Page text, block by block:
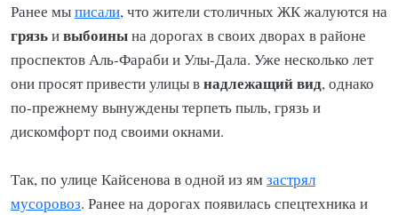
Ранее мыписали, что жители столичных ЖК жалуются на
грязьивыбоинына дорогах в своих дворах в районе
проспектов Аль-Фараби и Улы-Дала. Уже несколько лет
они просят привести улицы внадлежащий вид, однако
по-прежнему вынуждены терпеть пыль, грязь и
дискомфорт под своими окнами.
Так, по улице Кайсенова в одной из ямзастрял
мусоровоз. Ранее на дорогах появилась спецтехника и